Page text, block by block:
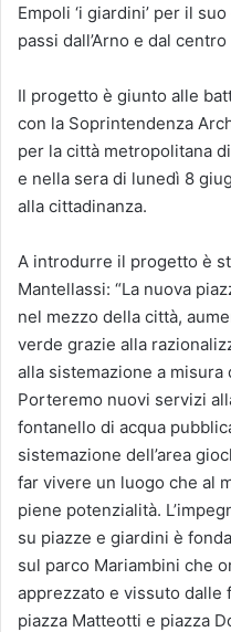
Empoli ‘i giardini’ per il
passi dall’Arno e dal
Il progetto è giunto alle
con la Soprintendenza
per la città metropolitana
e nella sera di lunedì 8
alla cittadinanza.
A introdurre il progetto è
Mantellassi: “La nuova
nel mezzo della città,
verde grazie alla
alla sistemazione a misura
Porteremo nuovi servizi
fontanello di acqua
sistemazione dell’area
far vivere un luogo che al
piene potenzialità.
su piazze e giardini è
sul parco Mariambini che
apprezzato e vissuto dalle
piazza Matteotti e piazza